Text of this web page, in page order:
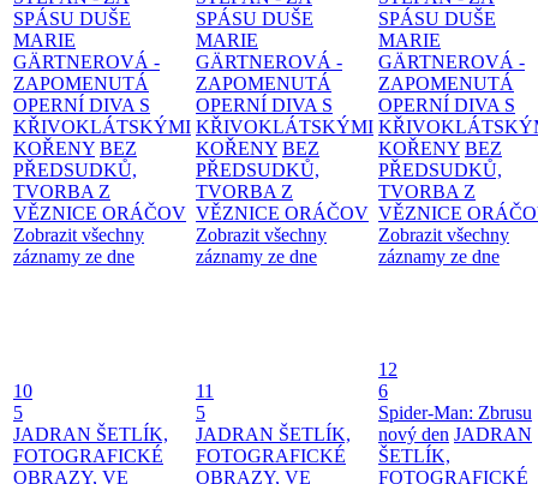
SPÁSU DUŠE
MARIE
GÄRTNEROVÁ -
ZAPOMENUTÁ
OPERNÍ DIVA S
KŘIVOKLÁTSKÝMI
KOŘENY BEZ
PŘEDSUDKŮ,
TVORBA Z
VĚZNICE ORÁČOV
Zobrazit všechny
záznamy ze dne
SPÁSU DUŠE
MARIE
GÄRTNEROVÁ -
ZAPOMENUTÁ
OPERNÍ DIVA S
KŘIVOKLÁTSKÝMI
KOŘENY BEZ
PŘEDSUDKŮ,
TVORBA Z
VĚZNICE ORÁČOV
Zobrazit všechny
záznamy ze dne
SPÁSU DUŠE
MARIE
GÄRTNEROVÁ -
ZAPOMENUTÁ
OPERNÍ DIVA S
KOŘENY BEZ
PŘEDSUDKŮ,
TVORBA Z
VĚZNICE
Zobrazit všechny
záznamy ze dne
10
5
JADRAN ŠETLÍK,
FOTOGRAFICKÉ
OBRAZY, VE
11
5
JADRAN ŠETLÍK,
FOTOGRAFICKÉ
OBRAZY, VE
12
6
Spider-Man: Zbrusu
nový den JADRAN
ŠETLÍK,
FOTOGRAFICKÉ